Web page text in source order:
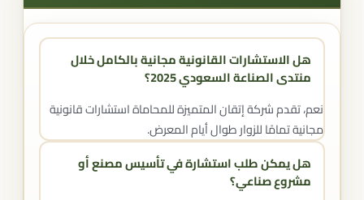
هل الاستشارات القانونية مجانية بالكامل خلال
منتدى الصناعة السعودي 2025؟
نعم، تقدم شركة إتقان المتميزة للمحاماة استشارات قانونية
مجانية تمامًا للزوار طوال أيام المعرض.
هل يمكن طلب استشارة في تأسيس مصنع أو
مشروع صناعي؟